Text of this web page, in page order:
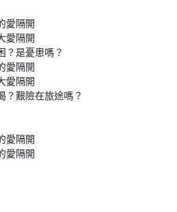
愛隔開
愛隔開
？是憂患嗎？
愛隔開
愛隔開
？艱險在旅途嗎？
愛隔開
愛隔開